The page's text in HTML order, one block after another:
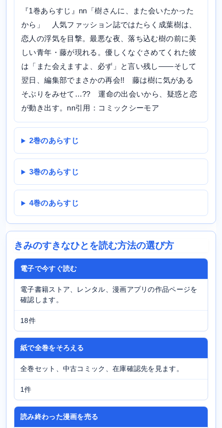
『1巻あらすじ』nn「樹さんに、また会いたかった
から」 人気ファッション誌ではたらく成葉樹は、
恋人の浮気を目撃。最悪な夜、落ち込む樹の前に美
しい青年・藤が現れる。優しくなぐさめてくれた彼
は「また会えますよ、必ず」と言い残し――そして
翌日、編集部でまさかの再会!! 藤は樹に気がある
そぶりをみせて…?? 運命の出会いから、疑惑と恋
が動き出す。nn引用：コミックシーモア
2巻のあらすじ
3巻のあらすじ
4巻のあらすじ
きみのすきなひとを読む方法の選び方
電子で今すぐ読む
電子書籍ストア、レンタル、漫画アプリの作品ページを
確認します。
18件
紙で全巻をそろえる
全巻セット、中古コミック、在庫確認先を見ます。
1件
読み終わった漫画を売る